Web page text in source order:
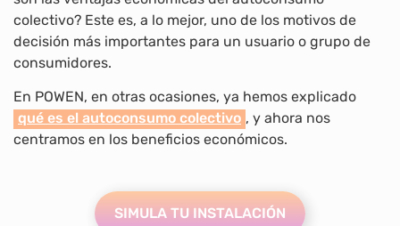
colectivo? Este es, a lo mejor, uno de los motivos de
decisión más importantes para un usuario o grupo de
consumidores.
En POWEN, en otras ocasiones, ya hemos explicado
qué es el autoconsumo colectivo , y ahora nos
centramos en los beneficios económicos.
SIMULA TU INSTALACIÓN